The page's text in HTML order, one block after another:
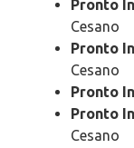
Pronto
Cesano
Pronto
Cesano
Pronto
Pronto
Cesano